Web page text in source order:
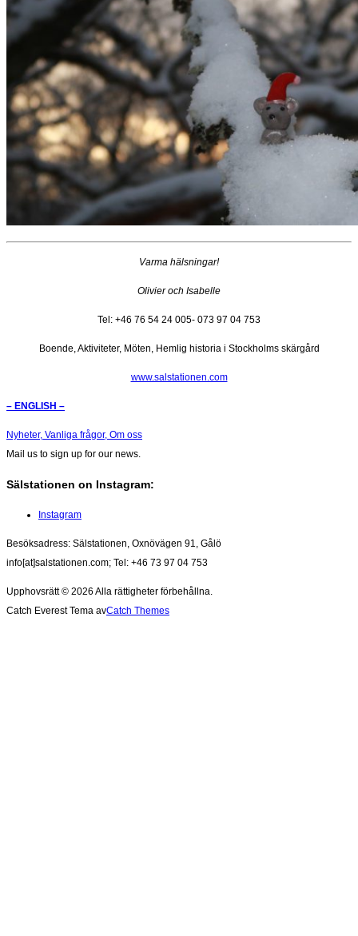
Varma hälsningar!
Olivier och Isabelle
Tel: +46 76 54 24 005- 073 97 04 753
Boende, Aktiviteter, Möten, Hemlig historia i Stockholms skärgård
www.salstationen.com
– ENGLISH –
Nyheter, Vanliga frågor, Om oss
Mail us to sign up for our news.
Sälstationen on Instagram:
Instagram
Besöksadress: Sälstationen, Oxnövägen 91, Gålö
info[at]salstationen.com; Tel: +46 73 97 04 753
Upphovsrätt © 2026 Alla rättigheter förbehållna.
Catch Everest Tema avCatch Themes